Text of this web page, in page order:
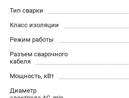
Как выбрать мотопомпу?
Как правильно выбрать генератор?
Как выбрать сварочный аппарат?
СВАРОЧНЫЕ АППАРАТЫ
Тип сварки
Класс изоляции
Режим работы
Разъем сварочного
кабеля
Мощность, кВт
Диаметр